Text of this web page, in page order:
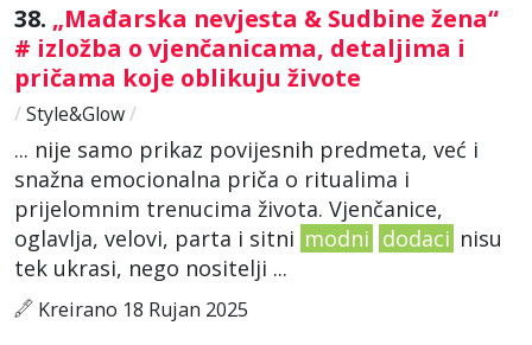
38. „Mađarska nevjesta & Sudbine žena“
# izložba o vjenčanicama, detaljima i
pričama koje oblikuju živote
/ Style&Glow/
... nije samo prikaz povijesnih predmeta, već i
snažna emocionalna priča o ritualima i
prijelomnim trenucima života. Vjenčanice,
oglavlja, velovi, parta i sitni modni dodaci nisu
tek ukrasi, nego nositelji ...
Kreirano 18 Rujan 2025